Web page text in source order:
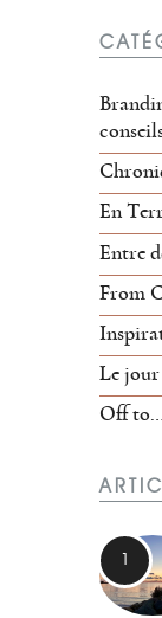
En
Entre
From
Le jour
Off